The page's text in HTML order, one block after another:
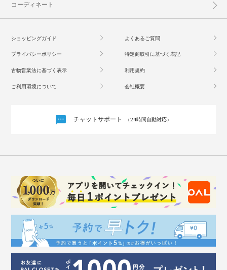
コーディネート
ショッピングガイド よくあるご質問
プライバシーポリシー 特定商取引に基づく表記
古物営業法に基づく表示 利用規約
ご利用環境について 会社概要
チャットサポート （24時間自動対応）